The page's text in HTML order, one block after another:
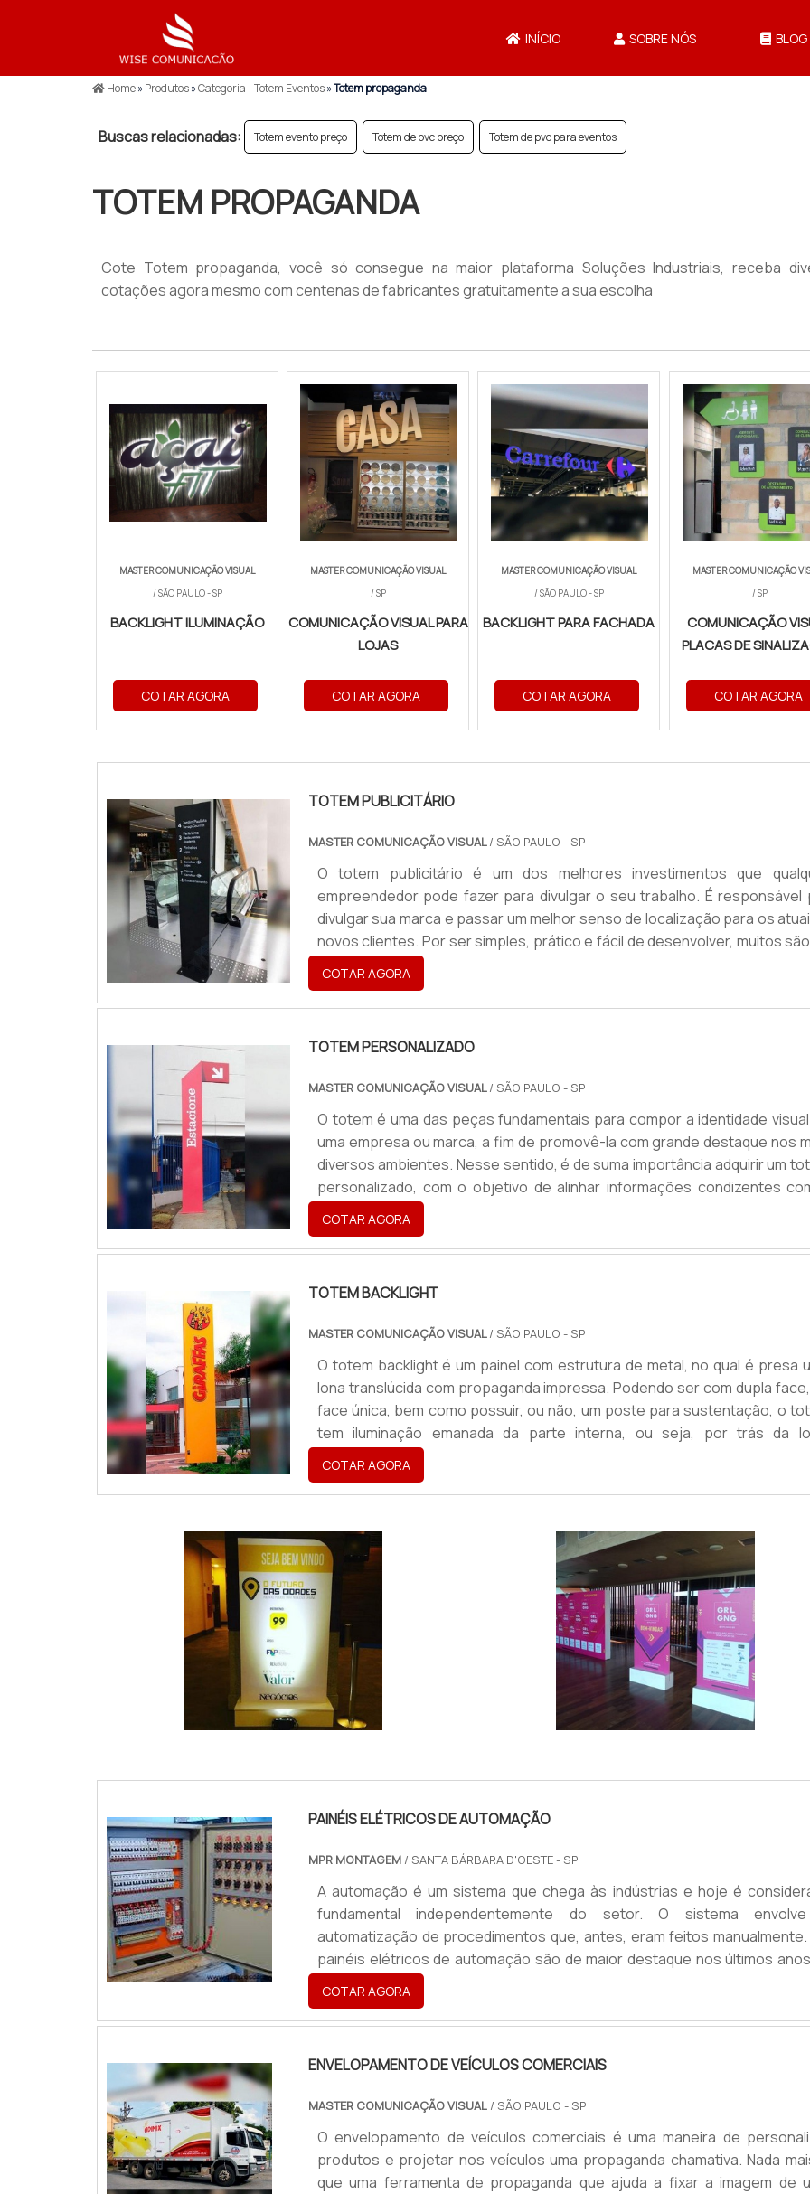
INÍCIO SOBRE NÓS BLOG
Home»Produtos»Categoria - Totem Eventos»Totem propaganda
Buscas relacionadas: Totem evento preço Totem de pvc preço Totem de pvc para eventos
TOTEM PROPAGANDA
Cote Totem propaganda, você só consegue na maior plataforma Soluções Industriais, receba
cotações agora mesmo com centenas de fabricantes gratuitamente a sua escolha
MASTER COMUNICAÇÃO VISUAL
/ SÃO PAULO - SP
BACKLIGHT ILUMINAÇÃO
COTAR AGORA
MASTER COMUNICAÇÃO VISUAL
/ SP
COMUNICAÇÃO VISUAL PARA
LOJAS
COTAR AGORA
MASTER COMUNICAÇÃO VISUAL
/ SÃO PAULO - SP
BACKLIGHT PARA FACHADA
COTAR AGORA
MASTER COMUNICAÇÃO
/ SP
COMUNICAÇÃO
PLACAS DE
COTAR AGORA
TOTEM PUBLICITÁRIO
MASTER COMUNICAÇÃO VISUAL/ SÃO PAULO - SP
O totem publicitário é um dos melhores investimentos que
empreendedor pode fazer para divulgar o seu trabalho. É responsável
divulgar sua marca e passar um melhor senso de localização para os
novos clientes. Por ser simples, prático e fácil de desenvolver, muitos
negócios que optam por utilizar o totem, como uma porta de entrada
mundo da divulgação publicitária e maior contato com os clientes.Tipos di...
COTAR AGORA
TOTEM PERSONALIZADO
MASTER COMUNICAÇÃO VISUAL/ SÃO PAULO - SP
O totem é uma das peças fundamentais para compor a identidade
uma empresa ou marca, a fim de promovê-la com grande destaque nos
diversos ambientes. Nesse sentido, é de suma importância adquirir um
personalizado, com o objetivo de alinhar informações condizentes
ideal, o valor e a missão de cada empresa.Como uma das soluções
eficazes para destacar uma empresa, marca ou um produto, o totem
obter gra...
COTAR AGORA
TOTEM BACKLIGHT
MASTER COMUNICAÇÃO VISUAL/ SÃO PAULO - SP
O totem backlight é um painel com estrutura de metal, no qual é presa
lona translúcida com propaganda impressa. Podendo ser com dupla
face única, bem como possuir, ou não, um poste para sustentação, o
tem iluminação emanada da parte interna, ou seja, por trás da
evidenciando a impressão.Além do totem com lona impressa,
comum a sua confecção com lona adesivada ou com alumínio
chapa adesivada ga...
COTAR AGORA
PAINÉIS ELÉTRICOS DE AUTOMAÇÃO
MPR MONTAGEM / SANTA BÁRBARA D'OESTE - SP
A automação é um sistema que chega às indústrias e hoje é
fundamental independentemente do setor. O sistema
automatização de procedimentos que, antes, eram feitos manualmente.
painéis elétricos de automação são de maior destaque nos últimos
que pode ser fabricado de acordo com a necessidade, a rotina ou até
o funcionamento de cada indústria. De todo modo, o painel
automação serve para gerenciar o equipamento presente na
COTAR AGORA
ENVELOPAMENTO DE VEÍCULOS COMERCIAIS
MASTER COMUNICAÇÃO VISUAL/ SÃO PAULO - SP
O envelopamento de veículos comerciais é uma maneira de
produtos e projetar nos veículos uma propaganda chamativa. Nada
que uma ferramenta de propaganda que ajuda a fixar a imagem de